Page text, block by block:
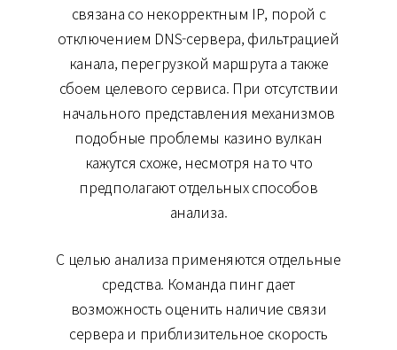
связана со некорректным IP, порой с
отключением DNS-сервера, фильтрацией
канала, перегрузкой маршрута а также
сбоем целевого сервиса. При отсутствии
начального представления механизмов
подобные проблемы казино вулкан
кажутся схоже, несмотря на то что
предполагают отдельных способов
анализа.
С целью анализа применяются отдельные
средства. Команда пинг дает
возможность оценить наличие связи
сервера и приблизительное скорость